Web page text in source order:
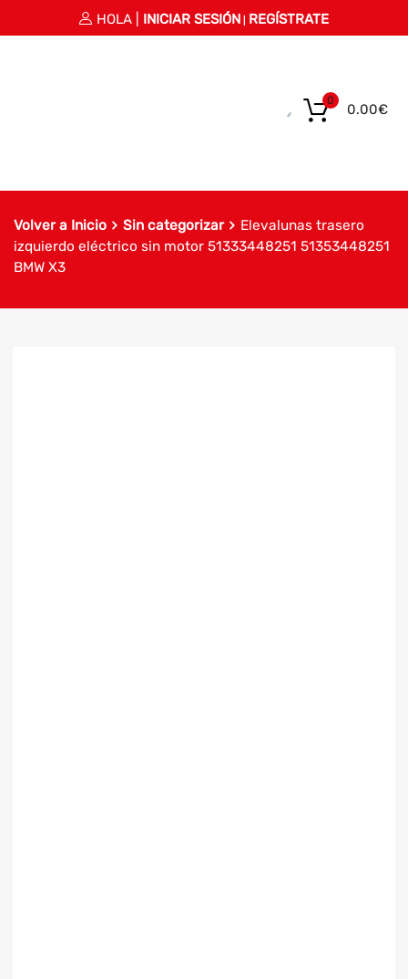
HOLA | INICIAR SESIÓN REGÍSTRATE
0.00€
0
Volver a Inicio Sin categorizar
Elevalunas trasero
izquierdo eléctrico sin motor 51333448251 51353448251
BMW X3